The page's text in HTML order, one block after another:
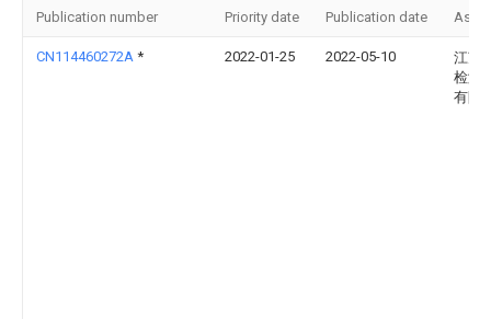
Publication number Priority date Publication date
CN114460272A * 2022-01-25 2022-05-10
江苏
检测
有限